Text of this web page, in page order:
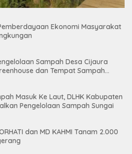
Ekonomi Masyarakat
Sampah Desa Cijaura
dan Tempat Sampah
Masuk Ke Laut, DLHK Kabupaten
Pengelolaan Sampah Sungai
dan MD KAHMI Tanam 2.000